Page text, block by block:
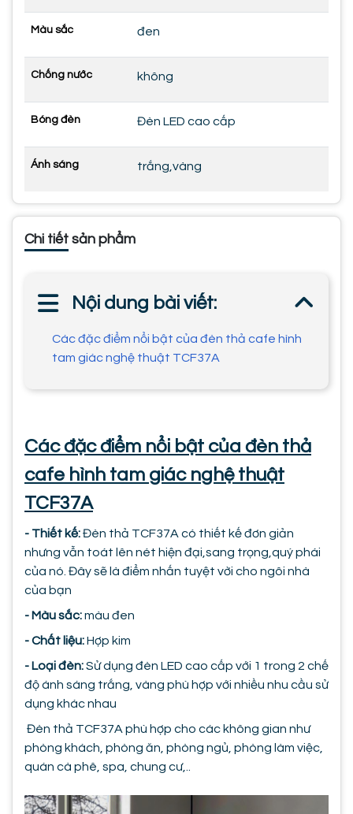
Màu sắc đen
Chống nước không
Bóng đèn Đèn LED cao cấp
Ánh sáng trắng,vàng
Chi tiết sản phẩm
Nội dung bài viết:
Các đặc điểm nổi bật của đèn thả cafe hình
tam giác nghệ thuật TCF37A
Các đặc điểm nổi bật của đèn thả
cafe hình tam giác nghệ thuật
TCF37A
- Thiết kế:Đèn thả TCF37A có thiết kế đơn giản
nhưng vẫn toát lên nét hiện đại,sang trọng,quý phái
của nó. Đây sẽ là điểm nhấn tuyệt vời cho ngôi nhà
của bạn
- Màu sắc:màu đen
- Chất liệu:Hợp kim
- Loại đèn:Sử dụng đèn LED cao cấp với 1 trong 2 chế
độ ánh sáng trắng, vàng phù hợp với nhiều nhu cầu sử
dụng khác nhau
Đèn thả TCF37A phù hợp cho các không gian như
phòng khách, phòng ăn, phòng ngủ, phòng làm việc,
quán cà phê, spa, chung cư,..